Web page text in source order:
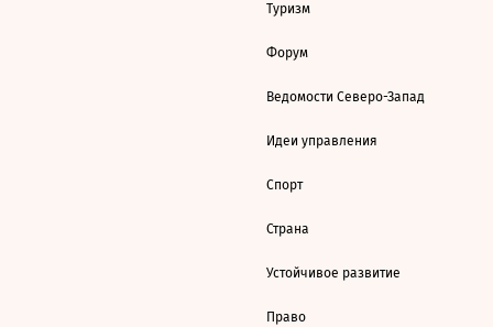
Туризм
Форум
Ведомости Северо-Запад
Идеи управления
Спорт
Страна
Устойчивое развитие
Право